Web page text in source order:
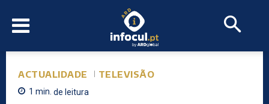
ACTUALIDADE TELEVISÃO
1 min. de leitura